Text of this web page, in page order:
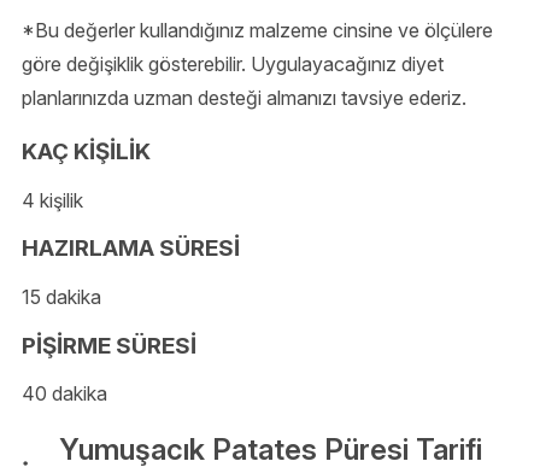
*Bu değerler kullandığınız malzeme cinsine ve ölçülere
göre değişiklik gösterebilir. Uygulayacağınız diyet
planlarınızda uzman desteği almanızı tavsiye ederiz.
KAÇ KİŞİLİK
4 kişilik
HAZIRLAMA SÜRESİ
15 dakika
PİŞİRME SÜRESİ
40 dakika
Yumuşacık Patates Püresi Tarifi